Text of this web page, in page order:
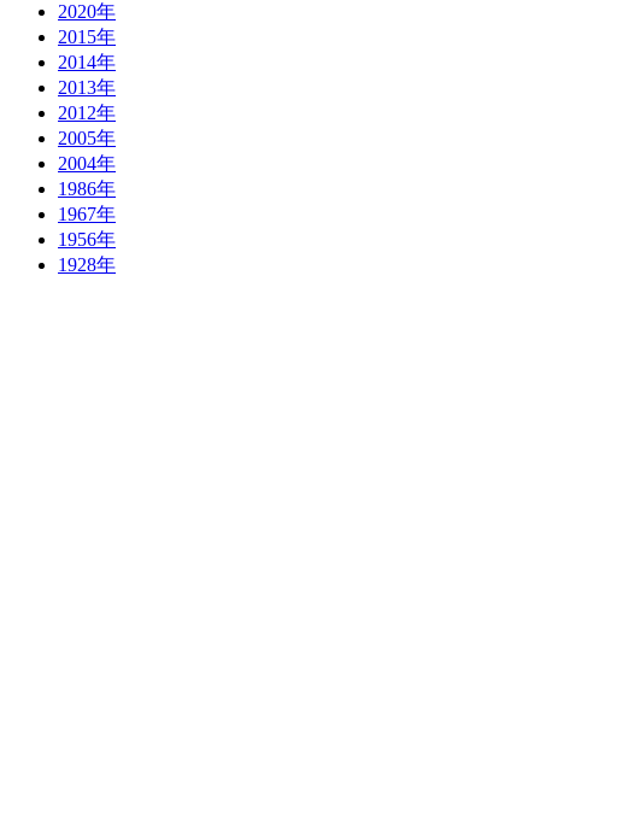
2020年
2015年
2014年
2013年
2012年
2005年
2004年
1986年
1967年
1956年
1928年